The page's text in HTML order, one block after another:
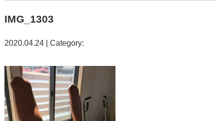
IMG_1303
2020.04.24 | Category: